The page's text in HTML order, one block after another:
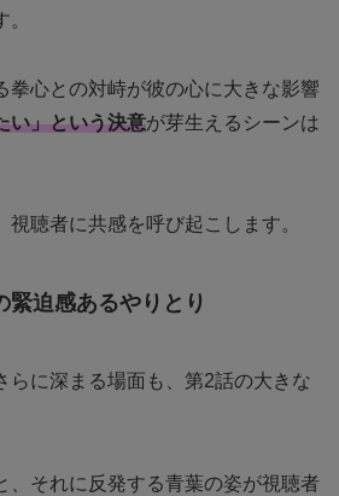
拳心との対峙が彼の心に大きな影響
い」という決意が芽生えるシーンは
聴者に共感を呼び起こします。
緊迫感あるやりとり
らに深まる場面も、第2話の大きな
、それに反発する青葉の姿が視聴者